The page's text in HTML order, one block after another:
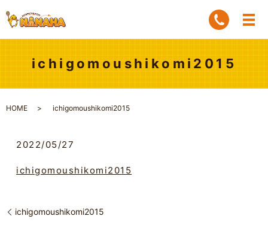
ichigomoushikomi2015
HOME ichigomoushikomi2015
2022/05/27
ichigomoushikomi2015
ichigomoushikomi2015